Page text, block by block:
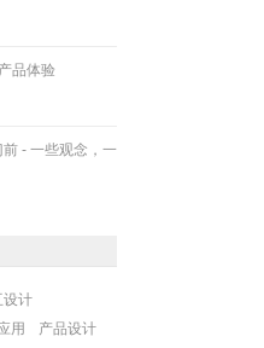
品体验
- 一些观念，一
设计
用
产品设计